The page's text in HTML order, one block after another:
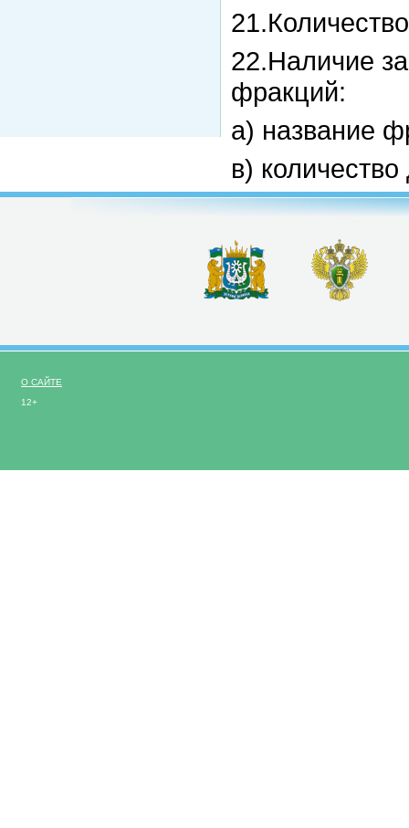
22.Наличие
фракций:
а) название
в) количество
О САЙТЕ
12+